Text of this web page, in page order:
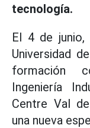
tecnología.
El 4 de junio,
Universidad
formación
Ingeniería
Centre Val
una nueva